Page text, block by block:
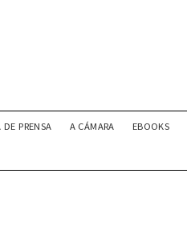
DE PRENSA A CÁMARA EBOOKS